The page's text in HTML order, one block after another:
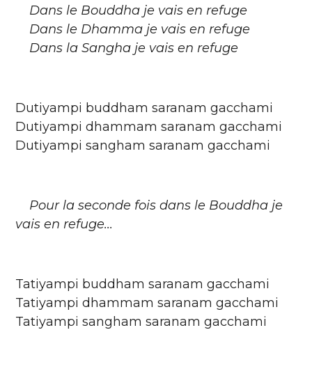
Dans le Bouddha je vais en refuge
Dans le Dhamma je vais en refuge
Dans la Sangha je vais en refuge
Dutiyampi buddham saranam gacchami
Dutiyampi dhammam saranam gacchami
Dutiyampi sangham saranam gacchami
Pour la seconde fois dans le Bouddha je
vais en refuge...
Tatiyampi buddham saranam gacchami
Tatiyampi dhammam saranam gacchami
Tatiyampi sangham saranam gacchami